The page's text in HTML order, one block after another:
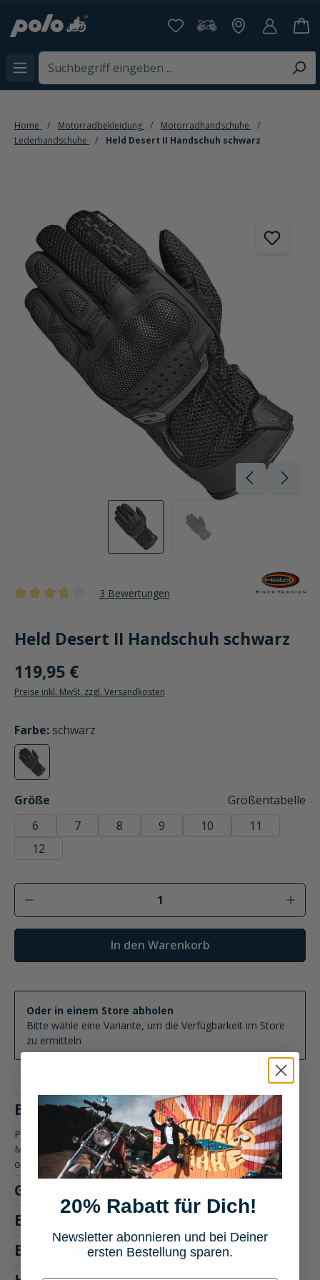
springen
Home Motorradbekleidung
Motorradhandschuhe
Lederhandschuhe
Held Desert II Handschuh schwarz
Bildergalerie überspringen
3 Bewertungen
Held Desert II Handschuh schwarz
119,95 €
Preise inkl. MwSt. zzgl. Versandkosten
Farbe
auswählen
: schwarz
schwarz
(Diese Option ist zurzeit nicht verfügbar.)
Größe
auswählen
Größentabelle
6
7 8 9 10
11
12
Produkt Anzahl: Gib den gewünschten
In den Warenkorb
Oder in einem Store abholen
Bitte wähle eine Variante, um die Verfügbarkeit im Store
zu ermitteln
Beschreibung
Produktbeschreibung: Held Desert II Handschuh
Motorradbekleidung Der Held Desert II Handschuh bietet Dir
optimalen Schutz u…Mehr
Größentabelle
Eigenschaften
Bewertungen
3
20% Rabatt für Dich!
Newsletter abonnieren und bei Deiner
ersten Bestellung sparen.